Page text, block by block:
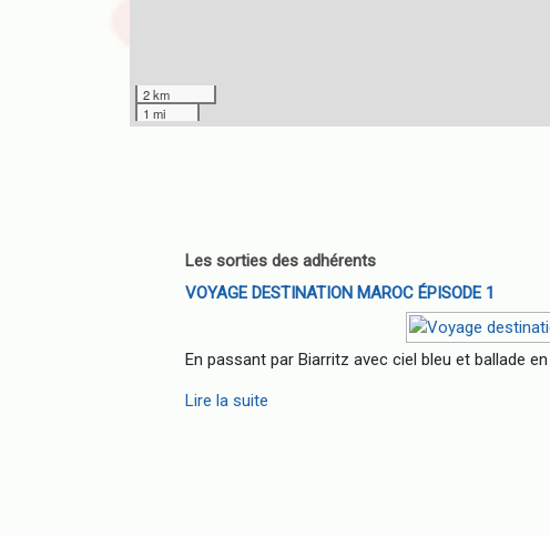
2 km
1 mi
Les sorties des adhérents
VOYAGE DESTINATION MAROC ÉPISODE 1
En passant par Biarritz avec ciel bleu et ballade
Lire la suite